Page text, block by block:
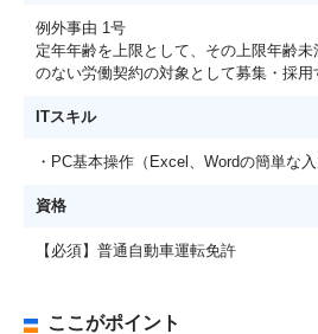
例外事由 1号
定年年齢を上限として、その上限年齢
のない労働契約の対象として募集・採用
ITスキル
・PC基本操作（Excel、Wordの簡単な入
資格
【必須】普通自動車運転免許
ここがポイント